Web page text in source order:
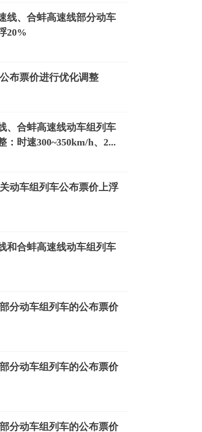
线、合蚌高速线部分动车
20%
布票价进行优化调整
、合蚌高速线动车组列车
：时速300~350km/h、2...
动车组列车公布票价上浮
和合蚌高速线动车组列车
分动车组列车的公布票价
分动车组列车的公布票价
分动车组列车的公布票价